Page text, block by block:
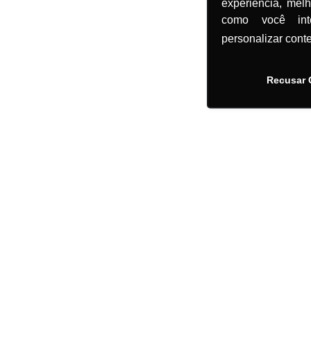
experiência,
como você
personalizar
Recusar